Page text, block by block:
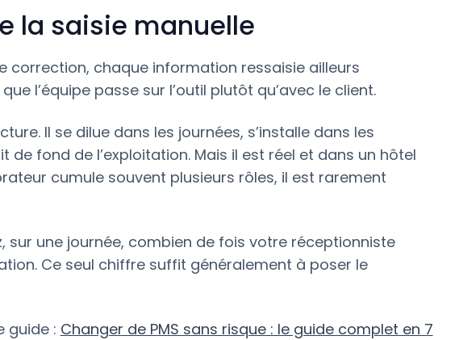
la saisie manuelle
correction, chaque information ressaisie ailleurs
l’équipe passe sur l’outil plutôt qu’avec le client.
Il se dilue dans les journées, s’installe dans les
fond de l’exploitation. Mais il est réel et dans un hôtel
cumule souvent plusieurs rôles, il est rarement
sur une journée, combien de fois votre réceptionniste
Ce seul chiffre suffit généralement à poser le
guide : Changer de PMS sans risque : le guide complet en 7